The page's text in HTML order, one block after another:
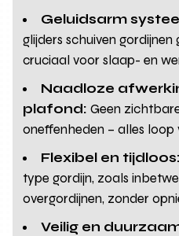
Geluidsarm
glijders schuiven
cruciaal voor slaap- en
Naadloze
plafond: Geen
oneffenheden – alles loop
Flexibel en tijdloos:
type gordijn, zoals
overgordijnen, zonder
Veilig en